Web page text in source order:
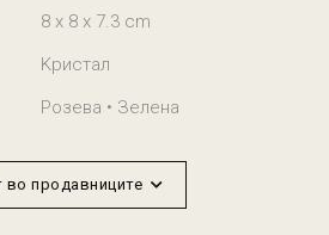
8 x 8 x 7.3 cm
Kристал
Розева • Зелена
продавниците